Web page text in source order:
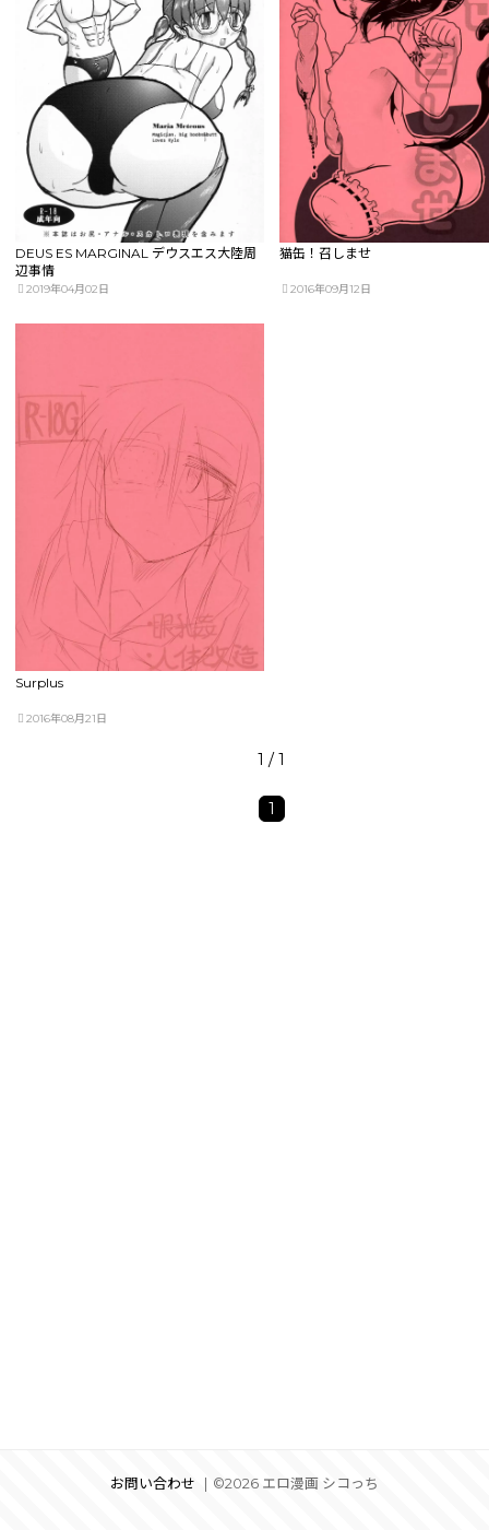
DEUS ES MARGINAL デウスエス大陸周
辺事情
2019年04月02日
猫缶！召しませ
2016年09月12日
Surplus
2016年08月21日
1 / 1
1
お問い合わせ ©2026 エロ漫画 シコっち